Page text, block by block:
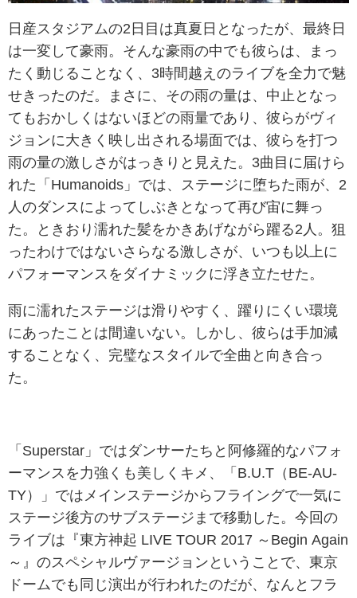
日産スタジアムの2日目は真夏日となったが、最終日
は一変して豪雨。そんな豪雨の中でも彼らは、まっ
たく動じることなく、3時間越えのライブを全力で魅
せきったのだ。まさに、その雨の量は、中止となっ
てもおかしくはないほどの雨量であり、彼らがヴィ
ジョンに大きく映し出される場面では、彼らを打つ
雨の量の激しさがはっきりと見えた。3曲目に届けら
れた「Humanoids」では、ステージに堕ちた雨が、2
人のダンスによってしぶきとなって再び宙に舞っ
た。ときおり濡れた髪をかきあげながら躍る2人。狙
ったわけではないさらなる激しさが、いつも以上に
パフォーマンスをダイナミックに浮き立たせた。
雨に濡れたステージは滑りやすく、躍りにくい環境
にあったことは間違いない。しかし、彼らは手加減
することなく、完璧なスタイルで全曲と向き合っ
た。
「Superstar」ではダンサーたちと阿修羅的なパフォ
ーマンスを力強くも美しくキメ、「B.U.T（BE-AU-
TY）」ではメインステージからフライングで一気に
ステージ後方のサブステージまで移動した。今回の
ライブは『東方神起 LIVE TOUR 2017 ～Begin Again
～』のスペシャルヴァージョンということで、東京
ドームでも同じ演出が行われたのだが、なんとフラ